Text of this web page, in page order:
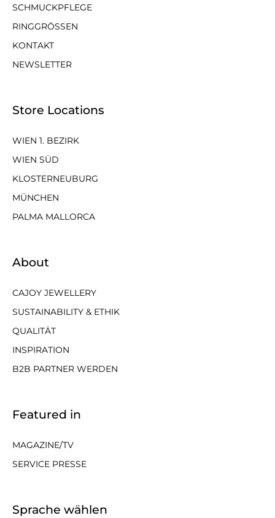
SCHMUCKPFLEGE
RINGGRÖSSEN
KONTAKT
NEWSLETTER
Store Locations
WIEN 1. BEZIRK
WIEN SÜD
KLOSTERNEUBURG
MÜNCHEN
PALMA MALLORCA
About
CAJOY JEWELLERY
SUSTAINABILITY & ETHIK
QUALITÄT
INSPIRATION
B2B PARTNER WERDEN
Featured in
MAGAZINE/TV
SERVICE PRESSE
Sprache wählen